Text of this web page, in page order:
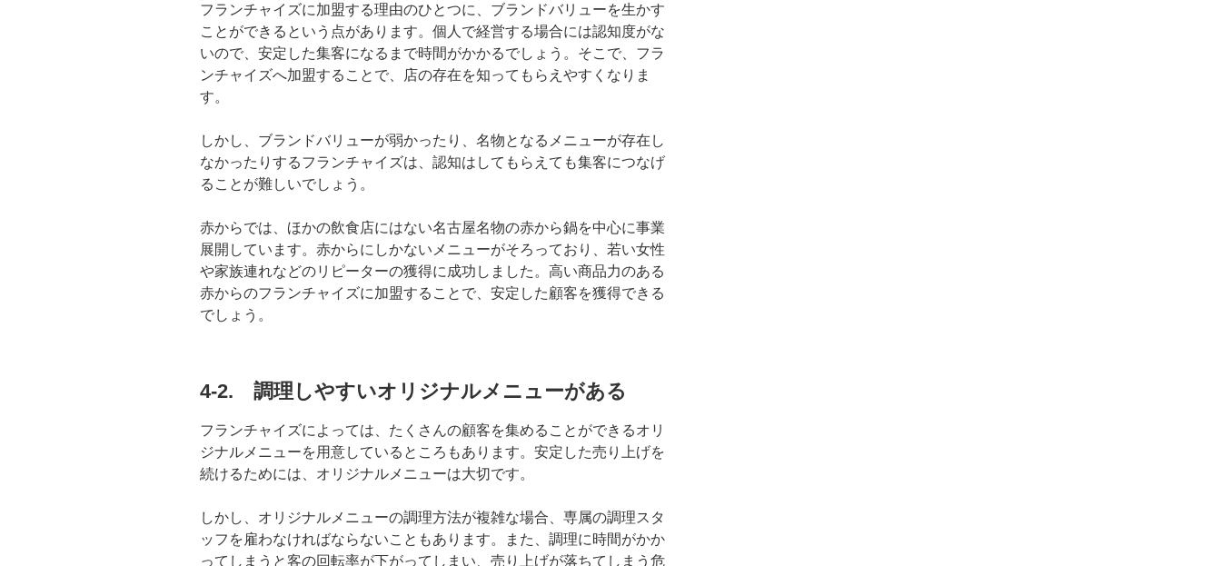
フランチャイズに加盟する理由のひとつに、ブランドバリューを生かす
ことができるという点があります。個人で経営する場合には認知度がな
いので、安定した集客になるまで時間がかかるでしょう。そこで、フラ
ンチャイズへ加盟することで、店の存在を知ってもらえやすくなりま
す。
しかし、ブランドバリューが弱かったり、名物となるメニューが存在し
なかったりするフランチャイズは、認知はしてもらえても集客につなげ
ることが難しいでしょう。
赤からでは、ほかの飲食店にはない名古屋名物の赤から鍋を中心に事業
展開しています。赤からにしかないメニューがそろっており、若い女性
や家族連れなどのリピーターの獲得に成功しました。高い商品力のある
赤からのフランチャイズに加盟することで、安定した顧客を獲得できる
でしょう。
4-2. 調理しやすいオリジナルメニューがある
フランチャイズによっては、たくさんの顧客を集めることができるオリ
ジナルメニューを用意しているところもあります。安定した売り上げを
続けるためには、オリジナルメニューは大切です。
しかし、オリジナルメニューの調理方法が複雑な場合、専属の調理スタ
ッフを雇わなければならないこともあります。また、調理に時間がかか
ってしまうと客の回転率が下がってしまい、売り上げが落ちてしまう危